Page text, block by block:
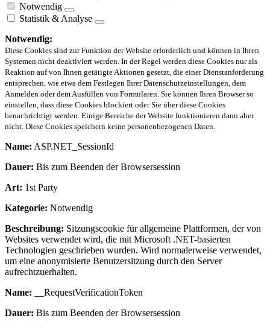
Notwendig
Statistik & Analyse
Notwendig:
Diese Cookies sind zur Funktion der Website erforderlich und können in Ihren
Systemen nicht deaktiviert werden. In der Regel werden diese Cookies nur als
Reaktion auf von Ihnen getätigte Aktionen gesetzt, die einer Dienstanforderung
entsprechen, wie etwa dem Festlegen Ihrer Datenschutzeinstellungen, dem
Anmelden oder dem Ausfüllen von Formularen. Sie können Ihren Browser so
einstellen, dass diese Cookies blockiert oder Sie über diese Cookies
benachrichtigt werden. Einige Bereiche der Website funktionieren dann aber
nicht. Diese Cookies speichern keine personenbezogenen Daten.
Name: ASP.NET_SessionId
Dauer: Bis zum Beenden der Browsersession
Art: 1st Party
Kategorie: Notwendig
Beschreibung: Sitzungscookie für allgemeine Plattformen, der von
Websites verwendet wird, die mit Microsoft .NET-basierten
Technologien geschrieben wurden. Wird normalerweise verwendet,
um eine anonymisierte Benutzersitzung durch den Server
aufrechtzuerhalten.
Name: __RequestVerificationToken
Dauer: Bis zum Beenden der Browsersession